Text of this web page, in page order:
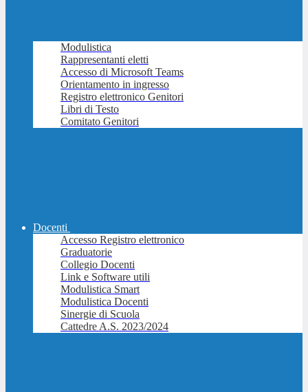
Modulistica
Rappresentanti eletti
Accesso di Microsoft Teams
Orientamento in ingresso
Registro elettronico Genitori
Libri di Testo
Comitato Genitori
Docenti
Accesso Registro elettronico
Graduatorie
Collegio Docenti
Link e Software utili
Modulistica Smart
Modulistica Docenti
Sinergie di Scuola
Cattedre A.S. 2023/2024